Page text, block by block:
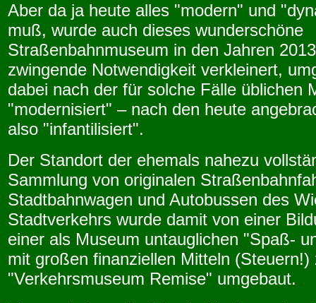
Aber da ja heute alles "modern" und
muß, wurde auch dieses wunderschöne
Straßenbahnmuseum in den Jahren
zwingende Notwendigkeit verkleinert,
dabei nach der für solche Fälle üblichen
"modernisiert" – nach den heute
also "infantilisiert".
Der Standort der ehemals nahezu
Sammlung von originalen
Stadtbahnwagen und Autobussen des
Stadtverkehrs wurde damit von einer
einer als Museum untauglichen "Spaß-
mit großen finanziellen Mitteln (Steuern!)
"Verkehrsmuseum Remise" umgebaut.